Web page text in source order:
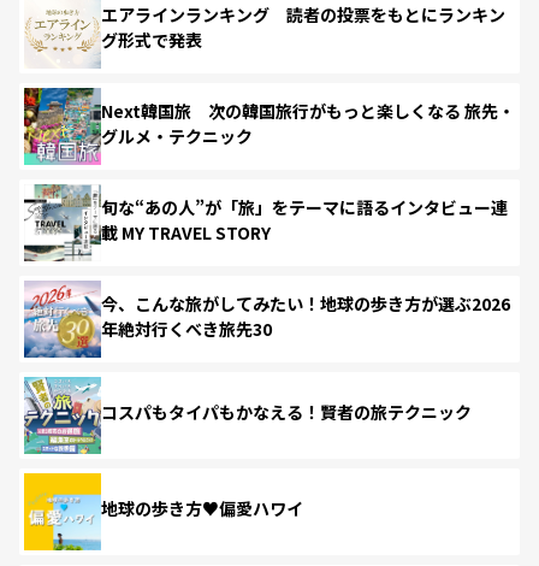
エアラインランキング 読者の投票をもとにランキン
グ形式で発表
Next韓国旅 次の韓国旅行がもっと楽しくなる 旅先・
グルメ・テクニック
旬な“あの人”が「旅」をテーマに語るインタビュー連
載 MY TRAVEL STORY
今、こんな旅がしてみたい！地球の歩き方が選ぶ2026
年絶対行くべき旅先30
コスパもタイパもかなえる！賢者の旅テクニック
地球の歩き方♥偏愛ハワイ